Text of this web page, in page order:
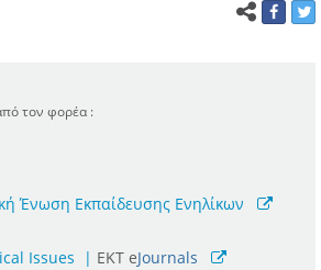
τον φορέα :
Ένωση Εκπαίδευσης Ενηλίκων
Issues | ΕΚΤ eJournals